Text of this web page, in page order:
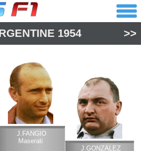
1954 >>
J.FANGIO
Maserati
J.GONZALEZ